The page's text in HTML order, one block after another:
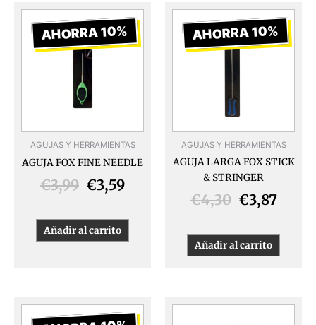
AHORRA 10%
AGUJAS Y HERRAMIENTAS
AGUJA FOX FINE NEEDLE
€3,99
El
precio
original
€3,99.
€3,59
El
precio
actual
Añadir al carrito
AHORRA 10%
AGUJAS Y HERRAMIENTAS
AGUJA LARGA FOX STICK
& STRINGER
€4,30
El
precio
original
€3,87
El
Añadir al carrito
El
El
Este